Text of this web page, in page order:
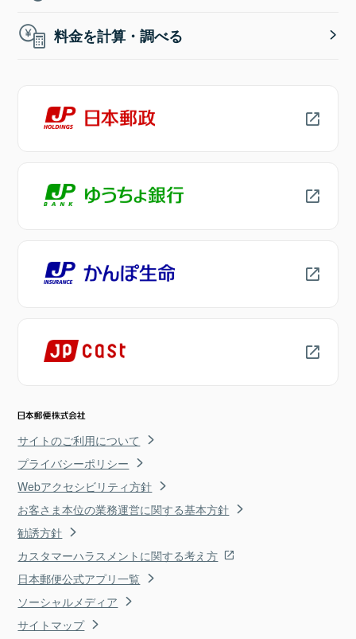
料金を計算・調べる
サイトのご利用について
プライバシーポリシー
Webアクセシビリティ方針
お客さま本位の業務運営に関する基本方針
勧誘方針
カスタマーハラスメントに関する考え方
日本郵便公式アプリ一覧
ソーシャルメディア
サイトマップ